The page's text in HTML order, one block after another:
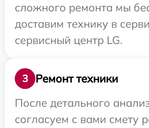
сложного ремонта мы
доставим технику в
сервисный центр LG.
3
Ремонт техники
После детального
согласуем с вами смету